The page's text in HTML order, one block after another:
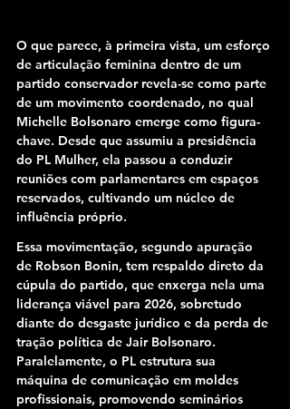
O que parece, à primeira vista, um esforço
de articulação feminina dentro de um
partido conservador revela-se como parte
de um movimento coordenado, no qual
Michelle Bolsonaro emerge como figura-
chave. Desde que assumiu a presidência
do PL Mulher, ela passou a conduzir
reuniões com parlamentares em espaços
reservados, cultivando um núcleo de
influência próprio.
Essa movimentação, segundo apuração
de Robson Bonin, tem respaldo direto da
cúpula do partido, que enxerga nela uma
liderança viável para 2026, sobretudo
diante do desgaste jurídico e da perda de
tração política de Jair Bolsonaro.
Paralelamente, o PL estrutura sua
máquina de comunicação em moldes
profissionais, promovendo seminários